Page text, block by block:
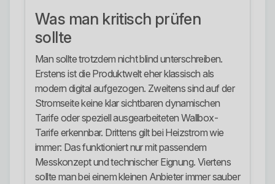
Was man kritisch prüfen
sollte
Man sollte trotzdem nicht blind unterschreiben.
Erstens ist die Produktwelt eher klassisch als
modern digital aufgezogen. Zweitens sind auf der
Stromseite keine klar sichtbaren dynamischen
Tarife oder speziell ausgearbeiteten Wallbox-
Tarife erkennbar. Drittens gilt bei Heizstrom wie
immer: Das funktioniert nur mit passendem
Messkonzept und technischer Eignung. Viertens
sollte man bei einem kleinen Anbieter immer sauber